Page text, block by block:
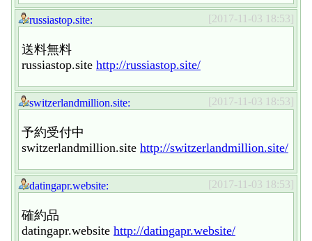
[2017-11-03 18:53]
russiastop.site:
送料無料
russiastop.site http://russiastop.site/
[2017-11-03 18:53]
switzerlandmillion.site:
予約受付中
switzerlandmillion.site http://switzerlandmillion.site/
[2017-11-03 18:53]
datingapr.website:
確約品
datingapr.website http://datingapr.website/